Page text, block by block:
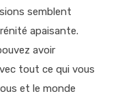
semblent
apaisante.
avoir
tout ce qui vous
et le monde